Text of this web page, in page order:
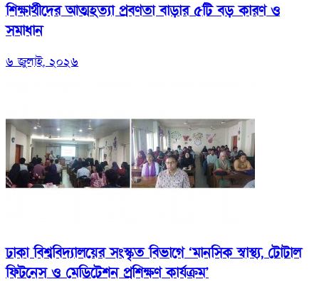
শিক্ষার্থীদের আত্মহত্যা প্রবণতা বাড়ার ৫টি বড় কারণ ও
সমাধান
৬ জুলাই, ২০২৬
ঢাকা বিশ্ববিদ্যালয়ের সংস্কৃত বিভাগে ‘মানসিক স্বাস্থ্য, টোটাল
ফিটনেস ও মেডিটেশন প্রশিক্ষণ কার্যক্রম’